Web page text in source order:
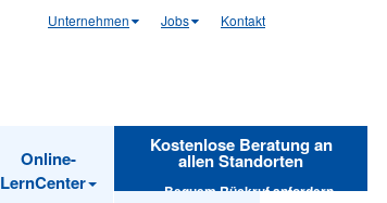
Unternehmen Jobs Kontakt
Online-
LernCenter
Kostenlose Beratung an
allen Standorten
Bequem Rückruf anfordern